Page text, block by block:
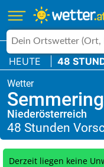
HEUTE 48
Niederösterreich
Derzeit liegen keine